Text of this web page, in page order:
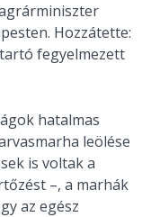
Hozzátette:
fegyelmezett
hatalmas
leölése
is voltak a
–, a marhák
az egész